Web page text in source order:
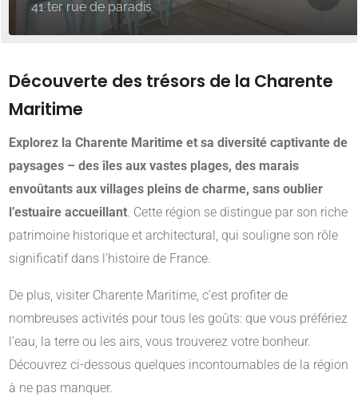
41 ter rue de paradis
Découverte des trésors de la Charente
Maritime
Explorez la Charente Maritime et sa diversité captivante de
paysages – des îles aux vastes plages, des marais
envoûtants aux villages pleins de charme, sans oublier
l’estuaire accueillant. Cette région se distingue par son riche
patrimoine historique et architectural, qui souligne son rôle
significatif dans l’histoire de France.
De plus, visiter Charente Maritime, c’est profiter de
nombreuses activités pour tous les goûts: que vous préfériez
l’eau, la terre ou les airs, vous trouverez votre bonheur.
Découvrez ci-dessous quelques incontournables de la région
à ne pas manquer.